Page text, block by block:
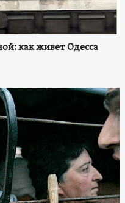
как живет Одесса